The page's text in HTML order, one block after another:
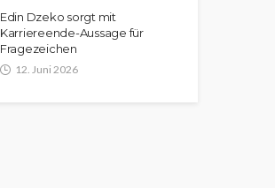
Edin Dzeko sorgt mit
Karriereende-Aussage für
Fragezeichen
12. Juni 2026